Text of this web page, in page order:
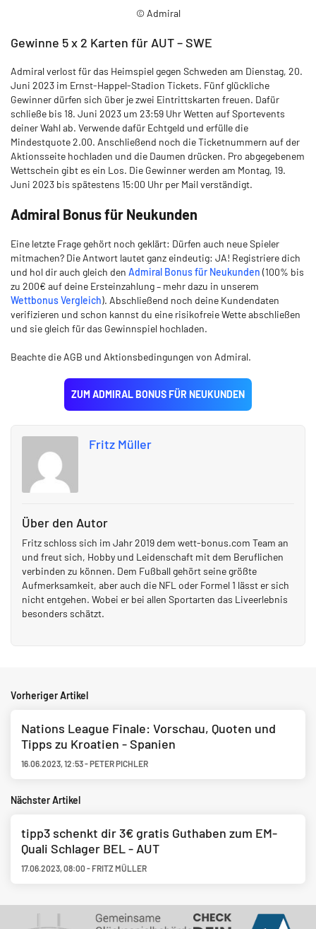
© Admiral
Gewinne 5 x 2 Karten für AUT – SWE
Admiral verlost für das Heimspiel gegen Schweden am Dienstag, 20.
Juni 2023 im Ernst-Happel-Stadion Tickets. Fünf glückliche
Gewinner dürfen sich über je zwei Eintrittskarten freuen. Dafür
schließe bis 18. Juni 2023 um 23:59 Uhr Wetten auf Sportevents
deiner Wahl ab. Verwende dafür Echtgeld und erfülle die
Mindestquote 2.00. Anschließend noch die Ticketnummern auf der
Aktionsseite hochladen und die Daumen drücken. Pro abgegebenem
Wettschein gibt es ein Los. Die Gewinner werden am Montag, 19.
Juni 2023 bis spätestens 15:00 Uhr per Mail verständigt.
Admiral Bonus für Neukunden
Eine letzte Frage gehört noch geklärt: Dürfen auch neue Spieler
mitmachen? Die Antwort lautet ganz eindeutig: JA! Registriere dich
und hol dir auch gleich den Admiral Bonus für Neukunden (100% bis
zu 200€ auf deine Ersteinzahlung – mehr dazu in unserem
Wettbonus Vergleich). Abschließend noch deine Kundendaten
verifizieren und schon kannst du eine risikofreie Wette abschließen
und sie gleich für das Gewinnspiel hochladen.
Beachte die AGB und Aktionsbedingungen von Admiral.
ZUM ADMIRAL BONUS FÜR NEUKUNDEN
Fritz Müller
Über den Autor
Fritz schloss sich im Jahr 2019 dem wett-bonus.com Team an
und freut sich, Hobby und Leidenschaft mit dem Beruflichen
verbinden zu können. Dem Fußball gehört seine größte
Aufmerksamkeit, aber auch die NFL oder Formel 1 lässt er sich
nicht entgehen. Wobei er bei allen Sportarten das Liveerlebnis
besonders schätzt.
Vorheriger Artikel
Nations League Finale: Vorschau, Quoten und
Tipps zu Kroatien - Spanien
16.06.2023,12:53-PETER PICHLER
Nächster Artikel
tipp3 schenkt dir 3€ gratis Guthaben zum EM-
Quali Schlager BEL - AUT
17.06.2023,08:00- FRITZ MÜLLER